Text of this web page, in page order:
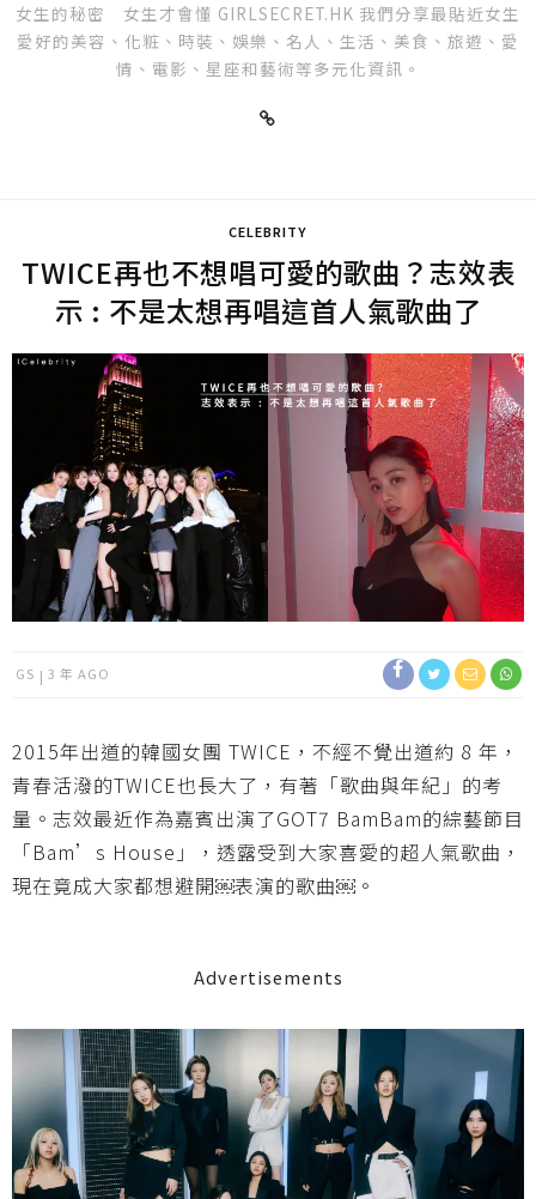
女生的秘密 女生才會懂 GIRLSECRET.HK 我們分享最貼近女生
愛好的美容、化粧、時裝、娛樂、名人、生活、美食、旅遊、愛
情、電影、星座和藝術等多元化資訊。
CELEBRITY
TWICE再也不想唱可愛的歌曲？志效表
示 : 不是太想再唱這首人氣歌曲了
GS 3 年 AGO
2015年出道的韓國女團 TWICE，不經不覺出道約 8 年，
青春活潑的TWICE也長大了，有著「歌曲與年紀」的考
量。志效最近作為嘉賓出演了GOT7 BamBam的綜藝節目
「Bam’s House」，透露受到大家喜愛的超人氣歌曲，
現在竟成大家都想避開￼表演的歌曲￼。
Advertisements